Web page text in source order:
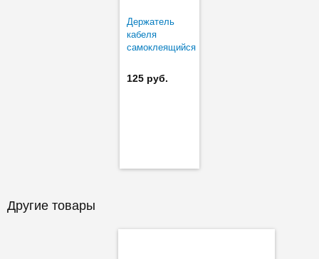
Держатель
кабеля
самоклеящийся
125 руб.
Другие товары